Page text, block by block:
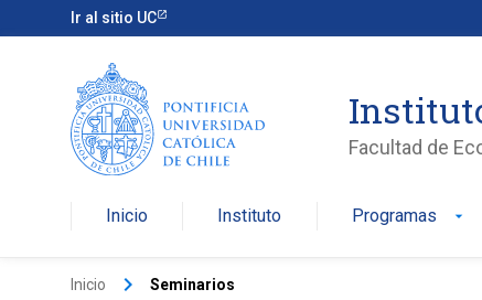
Ir al sitio UC
Facultad de
Inicio Instituto Programas arrow_drop_down
Inicio keyboard_arrow_right Seminarios